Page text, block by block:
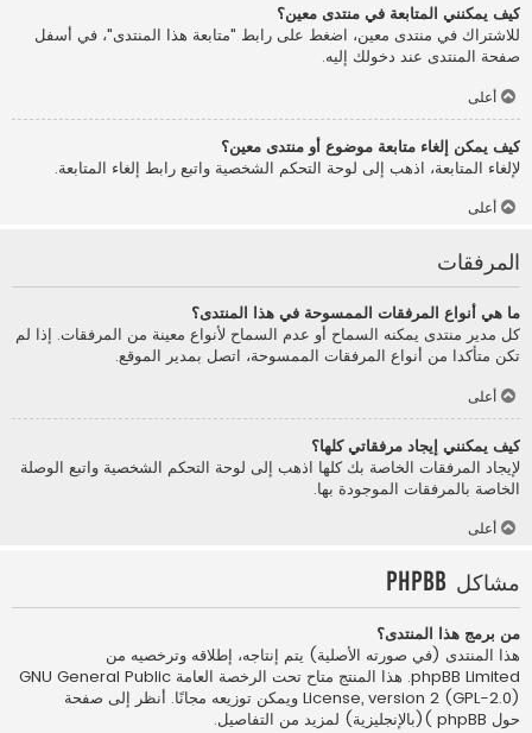
كيف يمكنني المتابعة في منتدى معين؟
للاشتراك في منتدى معين، اضغط على رابط "متابعة هذا المنتدى"، في أسفل
صفحة المنتدى عند دخولك إليه.
أعلى
كيف يمكن إلغاء متابعة موضوع أو منتدى معين؟
لإلغاء المتابعة، اذهب إلى لوحة التحكم الشخصية واتبع رابط إلغاء المتابعة.
أعلى
المرفقات
ما هي أنواع المرفقات الممسوحة في هذا المنتدى؟
كل مدير منتدى يمكنه السماح أو عدم السماح لأنواع معينة من المرفقات. إذا لم
تكن متأكدا من أنواع المرفقات الممسوحة، اتصل بمدير الموقع.
أعلى
كيف يمكنني إيجاد مرفقاتي كلها؟
لإيجاد المرفقات الخاصة بك كلها اذهب إلى لوحة التحكم الشخصية واتبع الوصلة
الخاصة بالمرفقات الموجودة بها.
أعلى
مشاكل phpBB
من برمج هذا المنتدى؟
هذا المنتدى (في صورته الأصلية) يتم إنتاجه، إطلاقه وترخصيه من
phpBB Limited
. هذا المنتج متاح تحت الرخصة العامة GNU General Public
License, version 2 (GPL-2.0) ويمكن توزيعه مجانًا. أنظر إلى صفحة
حول phpBB )(بالإنجليزية)
لمزيد من التفاصيل.